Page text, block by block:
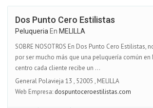
Dos Punto Cero Estilistas
Peluqueria En MELILLA
SOBRE NOSOTROS En Dos Punto Cero Estilistas,
por ser mucho más que una peluquería común en
centro cada cliente recibe un ...
General Polavieja 13 , 52005 , MELILLA
Web Empresa: dospuntoceroestilistas.com